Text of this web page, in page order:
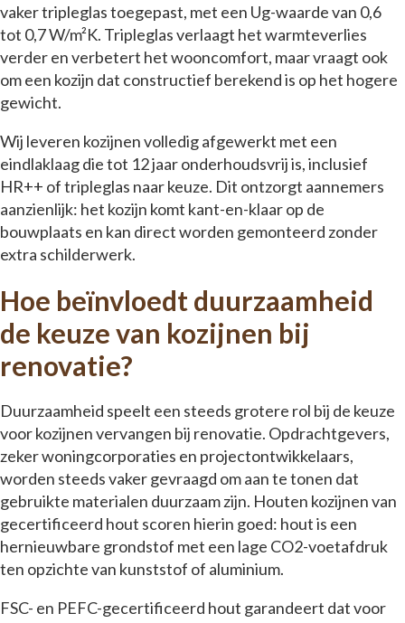
vaker tripleglas toegepast, met een Ug-waarde van 0,6
tot 0,7 W/m²K. Tripleglas verlaagt het warmteverlies
verder en verbetert het wooncomfort, maar vraagt ook
om een kozijn dat constructief berekend is op het hogere
gewicht.
Wij leveren kozijnen volledig afgewerkt met een
eindlaklaag die tot 12 jaar onderhoudsvrij is, inclusief
HR++ of tripleglas naar keuze. Dit ontzorgt aannemers
aanzienlijk: het kozijn komt kant-en-klaar op de
bouwplaats en kan direct worden gemonteerd zonder
extra schilderwerk.
Hoe beïnvloedt duurzaamheid
de keuze van kozijnen bij
renovatie?
Duurzaamheid speelt een steeds grotere rol bij de keuze
voor kozijnen vervangen bij renovatie. Opdrachtgevers,
zeker woningcorporaties en projectontwikkelaars,
worden steeds vaker gevraagd om aan te tonen dat
gebruikte materialen duurzaam zijn. Houten kozijnen van
gecertificeerd hout scoren hierin goed: hout is een
hernieuwbare grondstof met een lage CO2-voetafdruk
ten opzichte van kunststof of aluminium.
FSC- en PEFC-gecertificeerd hout garandeert dat voor